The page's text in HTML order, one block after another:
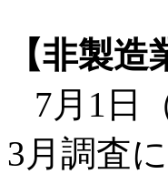
【非製
7月1日
3月調査